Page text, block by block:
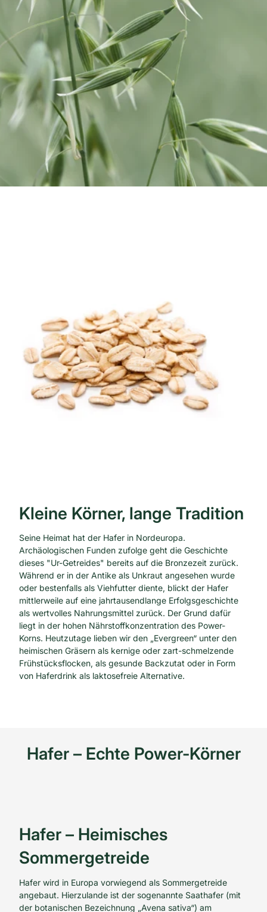
Kleine Körner, lange Tradition
Seine Heimat hat der Hafer in Nordeuropa.
Archäologischen Funden zufolge geht die Geschichte
dieses "Ur-Getreides" bereits auf die Bronzezeit zurück.
Während er in der Antike als Unkraut angesehen wurde
oder bestenfalls als Viehfutter diente, blickt der Hafer
mittlerweile auf eine jahrtausendlange Erfolgsgeschichte
als wertvolles Nahrungsmittel zurück. Der Grund dafür
liegt in der hohen Nährstoffkonzentration des Power-
Korns. Heutzutage lieben wir den „Evergreen“ unter den
heimischen Gräsern als kernige oder zart-schmelzende
Frühstücksflocken, als gesunde Backzutat oder in Form
von Haferdrink als laktosefreie Alternative.
Hafer – Echte Power-Körner
Hafer – Heimisches
Sommergetreide
Hafer wird in Europa vorwiegend als Sommergetreide
angebaut. Hierzulande ist der sogenannte Saathafer (mit
der botanischen Bezeichnung „Avena sativa“) am